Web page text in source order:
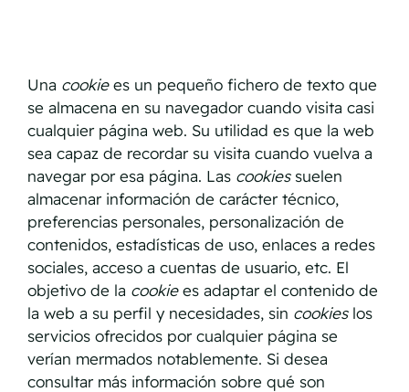
Una cookiees un pequeño fichero de texto que
se almacena en su navegador cuando visita casi
cualquier página web. Su utilidad es que la web
sea capaz de recordar su visita cuando vuelva a
navegar por esa página. Las cookiessuelen
almacenar información de carácter técnico,
preferencias personales, personalización de
contenidos, estadísticas de uso, enlaces a redes
sociales, acceso a cuentas de usuario, etc. El
objetivo de la cookiees adaptar el contenido de
la web a su perfil y necesidades, sin cookieslos
servicios ofrecidos por cualquier página se
verían mermados notablemente. Si desea
consultar más información sobre qué son